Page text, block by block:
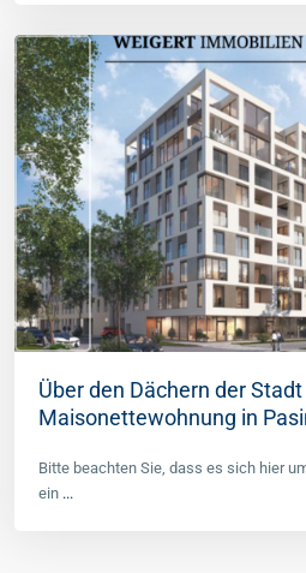
Previous
Über den Dächern der
Maisonettewohnung in
Bitte beachten Sie, dass es sich hier
ein ...